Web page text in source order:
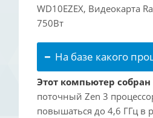
WD10EZEX, Видеокарта
750Вт
На базе какого
Этот компьютер собран
поточный Zen 3
повышаться до 4,6 ГГц в